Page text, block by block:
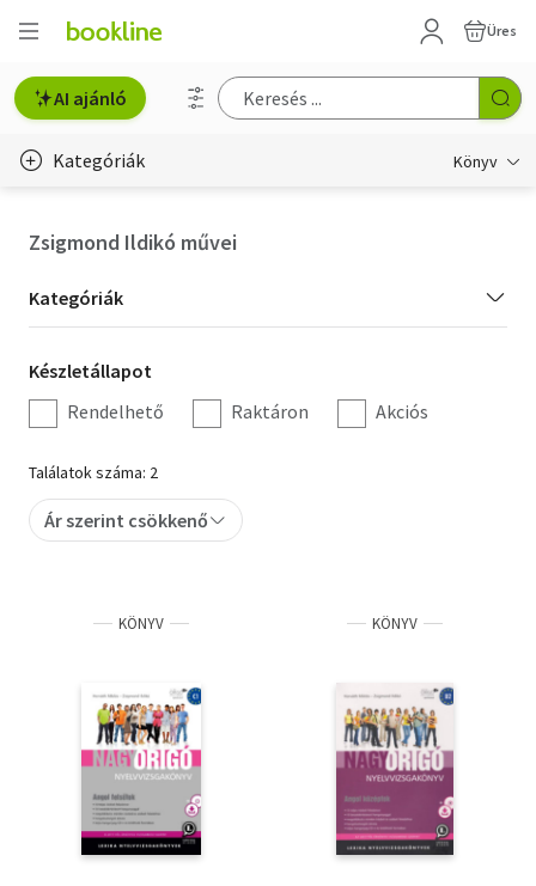
Üres
AI ajánló
Kategóriák Könyv
Hobbi, szabadidő
Irodalom
Művészet
Szakkönyv
Tankönyv, segédkönyv
Természettudomány
Történelem
Zsigmond Ildikó művei
Kategória
szűrés
Kategóriák
Készletállapot
szűrés
Készletállapot
Rendelhető
Raktáron Akciós
Találatok száma: 2
Ár szerint csökkenő
KÖNYV KÖNYV